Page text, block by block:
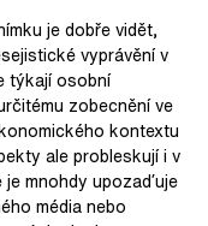
je dobře vidět,
vyprávění v
týkají osobní
zobecnění ve
kontextu
ale probleskují i v
mnohdy upozaďuje
média nebo